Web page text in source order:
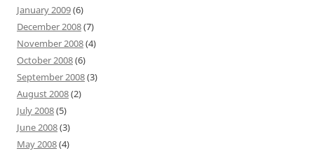
January 2009(6)
December 2008(7)
November 2008(4)
October 2008(6)
September 2008(3)
August 2008(2)
July 2008(5)
June 2008(3)
May 2008(4)